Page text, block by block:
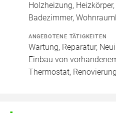
Holzheizung,
Badezimmer,
ANGEBOTENE TÄTIGKEITEN
Wartung, Reparatur,
Einbau von
Thermostat,